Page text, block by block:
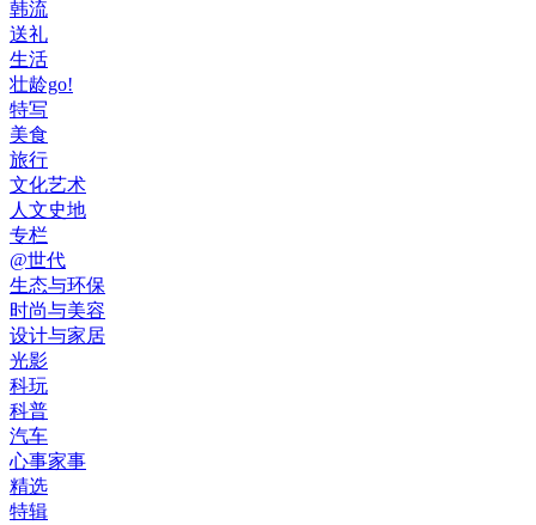
韩流
送礼
生活
壮龄go!
特写
美食
旅行
文化艺术
人文史地
专栏
@世代
生态与环保
时尚与美容
设计与家居
光影
科玩
科普
汽车
心事家事
精选
特辑